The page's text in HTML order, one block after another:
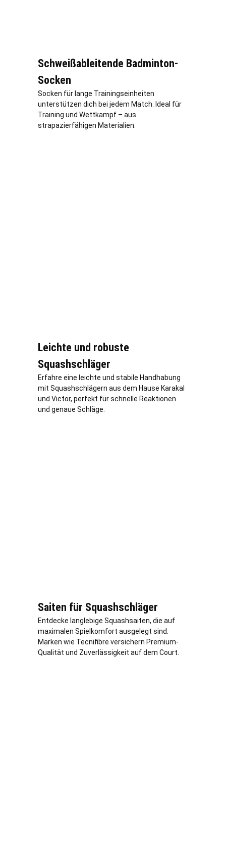
Schweißableitende Badminton-
Socken
Socken für lange Trainingseinheiten
unterstützen dich bei jedem Match. Ideal für
Training und Wettkampf – aus
strapazierfähigen Materialien.
Leichte und robuste
Squashschläger
Erfahre eine leichte und stabile Handhabung
mit Squashschlägern aus dem Hause Karakal
und Victor, perfekt für schnelle Reaktionen
und genaue Schläge.
Saiten für Squashschläger
Entdecke langlebige Squashsaiten, die auf
maximalen Spielkomfort ausgelegt sind.
Marken wie Tecnifibre versichern Premium-
Qualität und Zuverlässigkeit auf dem Court.